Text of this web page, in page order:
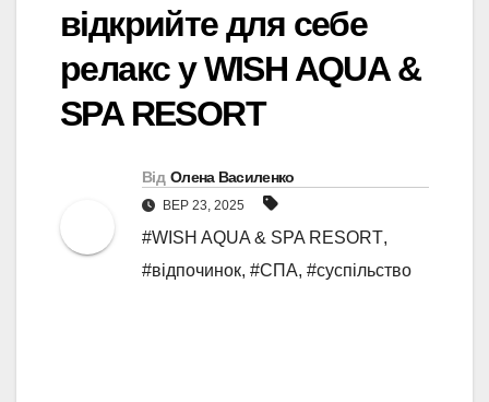
відкрийте для себе
релакс у WISH AQUA &
SPA RESORT
Від Олена Василенко
ВЕР 23, 2025
#WISH AQUA & SPA RESORT,
#відпочинок, #СПА, #суспільство